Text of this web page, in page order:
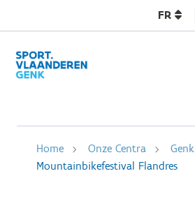
FR
Home Onze Centra Genk
Mountainbikefestival Flandres